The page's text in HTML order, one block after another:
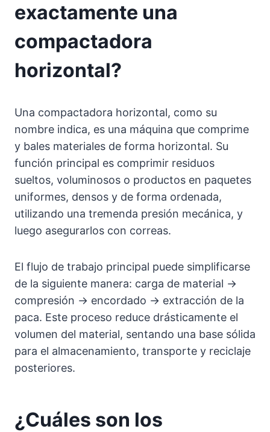
exactamente una
compactadora
horizontal?
Una compactadora horizontal, como su
nombre indica, es una máquina que comprime
y bales materiales de forma horizontal. Su
función principal es comprimir residuos
sueltos, voluminosos o productos en paquetes
uniformes, densos y de forma ordenada,
utilizando una tremenda presión mecánica, y
luego asegurarlos con correas.
El flujo de trabajo principal puede simplificarse
de la siguiente manera: carga de material →
compresión → encordado → extracción de la
paca. Este proceso reduce drásticamente el
volumen del material, sentando una base sólida
para el almacenamiento, transporte y reciclaje
posteriores.
¿Cuáles son los